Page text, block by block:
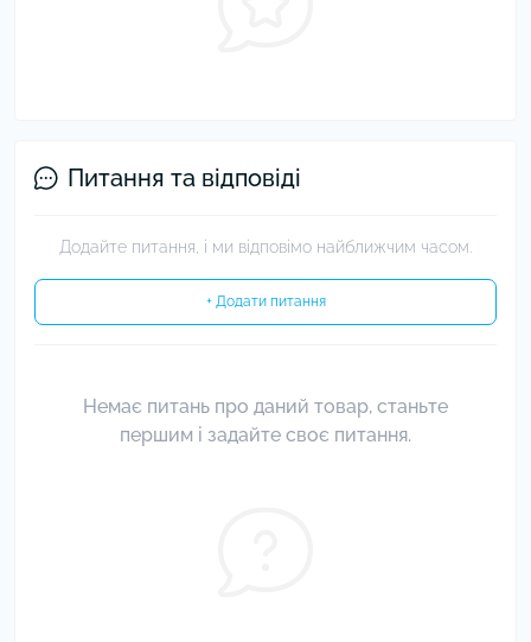
Питання та відповіді
Додайте питання, і ми відповімо найближчим часом.
+ Додати питання
Немає питань про даний товар, станьте
першим і задайте своє питання.